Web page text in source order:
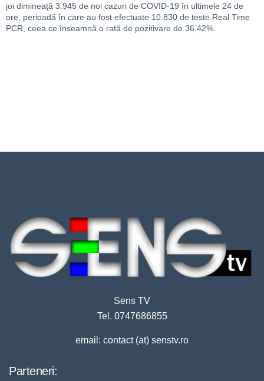
joi dimineaţă 3.945 de noi cazuri de COVID-19 în ultimele 24 de
ore, perioadă în care au fost efectuate 10.830 de teste Real Time
PCR, ceea ce înseamnă o rată de pozitivare de 36,42%.
Sens TV
Tel. 0747686855
email: contact (at) senstv.ro
Parteneri: